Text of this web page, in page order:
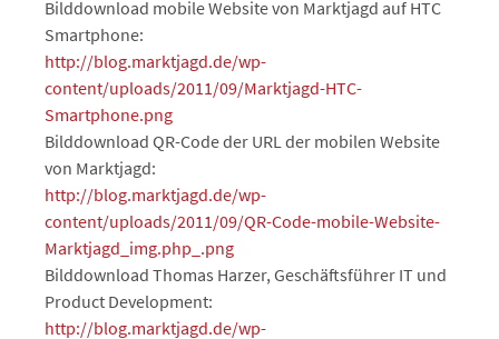
Bilddownload mobile Website von Marktjagd auf HTC
Smartphone:
http://blog.marktjagd.de/wp-
content/uploads/2011/09/Marktjagd-HTC-
Smartphone.png
Bilddownload QR-Code der URL der mobilen Website
von Marktjagd:
http://blog.marktjagd.de/wp-
content/uploads/2011/09/QR-Code-mobile-Website-
Marktjagd_img.php_.png
Bilddownload Thomas Harzer, Geschäftsführer IT und
Product Development:
http://blog.marktjagd.de/wp-